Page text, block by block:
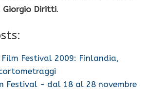
Giorgio Diritti.
Film Festival 2009: Finlandia,
Festival - dal 18 al 28 novembre